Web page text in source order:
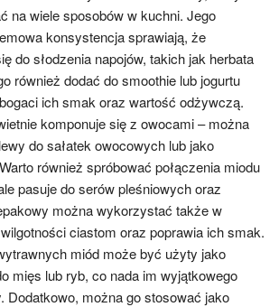
na wiele sposobów w kuchni. Jego
konsystencja sprawiają, że
do słodzenia napojów, takich jak herbata
również dodać do smoothie lub jogurtu
ich smak oraz wartość odżywczą.
komponuje się z owocami – można
do sałatek owocowych lub jako
również spróbować połączenia miodu
pasuje do serów pleśniowych oraz
można wykorzystać także w
ciastom oraz poprawia ich smak.
miód może być użyty jako
mięs lub ryb, co nada im wyjątkowego
Dodatkowo, można go stosować jako